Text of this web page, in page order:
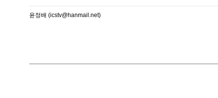
윤정배 (icstv@hanmail.net)